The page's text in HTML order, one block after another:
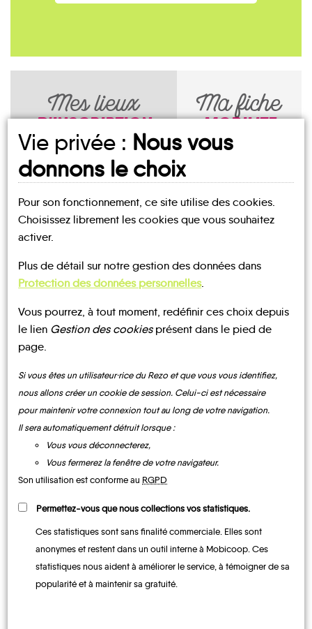
Mes lieux
D'INSCRIPTION
MAIRIE
RÉCHICOURT-
LA-PETITE
NOTRE PAGE
Ma fiche
MOBILITE
Réchicourt-la-
UN AVIS, UN TÉMOIGNAGE
À PARTAGER ?
Les infosMOBILITE
Vie privée : Nous vous
donnons le choix
Pour son fonctionnement, ce site utilise des cookies.
Choisissez librement les cookies que vous souhaitez
activer.
Plus de détail sur notre gestion des données dans
Protection des données personnelles.
Vous pourrez, à tout moment, redéfinir ces choix depuis
le lien Gestion des cookiesprésent dans le pied de
page.
Si vous êtes un utilisateur·rice du Rezo et que vous vous identifiez,
nous allons créer un cookie de session. Celui-ci est nécessaire
pour maintenir votre connexion tout au long de votre navigation.
Il sera automatiquement détruit lorsque :
Vous vous déconnecterez,
Vous fermerez la fenêtre de votre navigateur.
Son utilisation est conforme au RGPD
Permettez-vous que nous collections vos statistiques.
Ces statistiques sont sans finalité commerciale. Elles sont
anonymes et restent dans un outil interne à Mobicoop. Ces
statistiques nous aident à améliorer le service, à témoigner de sa
popularité et à maintenir sa gratuité.